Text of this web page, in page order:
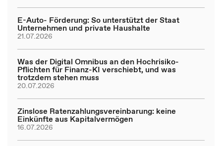
E-Auto- Förderung: So unterstützt der Staat
Unternehmen und private Haushalte
21.07.2026
Was der Digital Omnibus an den Hochrisiko-
Pflichten für Finanz-KI verschiebt, und was
trotzdem stehen muss
20.07.2026
Zinslose Ratenzahlungsvereinbarung: keine
Einkünfte aus Kapitalvermögen
16.07.2026